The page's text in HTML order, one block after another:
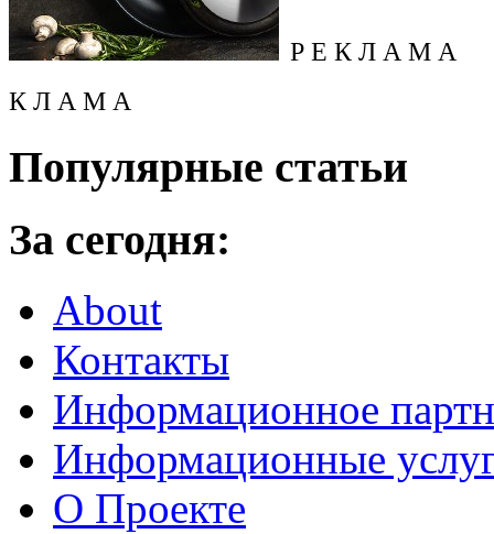
Р Е К Л А М А
К Л А М А
Популярные статьи
За сегодня:
About
Контакты
Информационное
Информационные
О Проекте